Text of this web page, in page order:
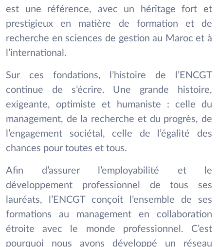
est une référence, avec un héritage fort et
prestigieux en matière de formation et de
recherche en sciences de gestion au Maroc et à
l’international.
Sur ces fondations, l’histoire de l’ENCGT
continue de s’écrire. Une grande histoire,
exigeante, optimiste et humaniste : celle du
management, de la recherche et du progrès, de
l’engagement sociétal, celle de l’égalité des
chances pour toutes et tous.
Afin d’assurer l’employabilité et le
développement professionnel de tous ses
lauréats, l’ENCGT conçoit l’ensemble de ses
formations au management en collaboration
étroite avec le monde professionnel. C’est
pourquoi nous avons développé un réseau